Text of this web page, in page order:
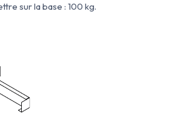
sur la base : 100 kg.